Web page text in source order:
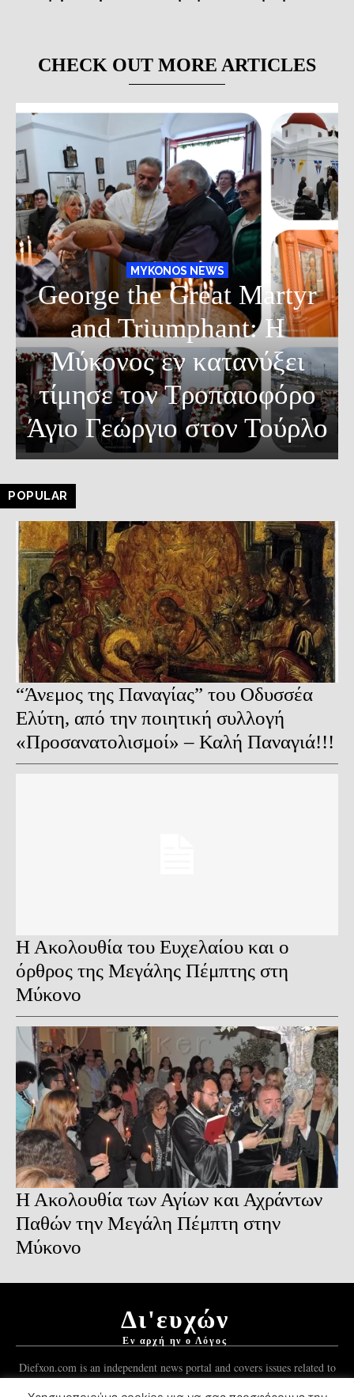
CHECK OUT MORE ARTICLES
MYKONOS NEWS
George the Great Martyr
and Triumphant: Η
Μύκονος εν κατανύξει
τίμησε τον Τροπαιοφόρο
Άγιο Γεώργιο στον Τούρλο
POPULAR
“Άνεμος της Παναγίας” του Οδυσσέα
Ελύτη, από την ποιητική συλλογή
«Προσανατολισμοί» – Καλή Παναγιά!!!
Η Ακολουθία του Ευχελαίου και ο
όρθρος της Μεγάλης Πέμπτης στη
Μύκονο
Η Ακολουθία των Αγίων και Αχράντων
Παθών την Μεγάλη Πέμπτη στην
Μύκονο
Δι'ευχών
Εν αρχή ην ο Λόγος
Diefxon.com is an independent news portal and covers issues related to